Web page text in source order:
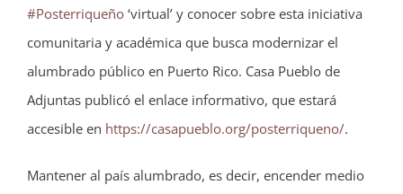
#Posterriqueño ‘virtual’ y conocer sobre esta iniciativa
comunitaria y académica que busca modernizar el
alumbrado público en Puerto Rico. Casa Pueblo de
Adjuntas publicó el enlace informativo, que estará
accesible en https://casapueblo.org/posterriqueno/.
Mantener al país alumbrado, es decir, encender medio